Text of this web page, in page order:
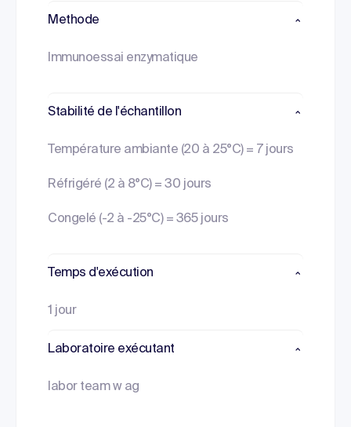
Methode
Immunoessai enzymatique
Stabilité de l'échantillon
Température ambiante (20 à 25°C) = 7 jours
Réfrigéré (2 à 8°C) = 30 jours
Congelé (-2 à -25°C) = 365 jours
Temps d'exécution
1 jour
Laboratoire exécutant
labor team w ag